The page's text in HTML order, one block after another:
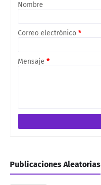
Nombre
Correo electrónico *
Mensaje *
Publicaciones Aleatorias